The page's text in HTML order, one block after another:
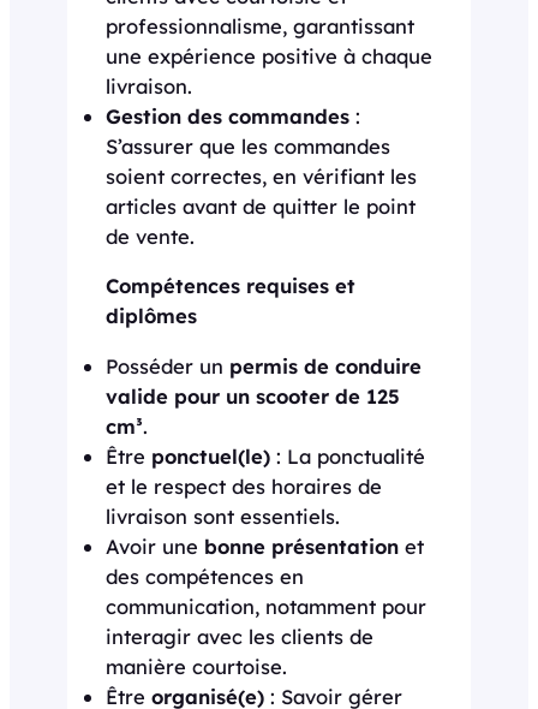
professionnalisme, garantissant
une expérience positive à chaque
livraison.
Gestion des commandes :
S’assurer que les commandes
soient correctes, en vérifiant les
articles avant de quitter le point
de vente.
Compétences requises et
diplômes
Posséder un permis de conduire
valide pour un scooter de 125
cm³.
Être ponctuel(le) : La ponctualité
et le respect des horaires de
livraison sont essentiels.
Avoir une bonne présentation et
des compétences en
communication, notamment pour
interagir avec les clients de
manière courtoise.
Être organisé(e) : Savoir gérer